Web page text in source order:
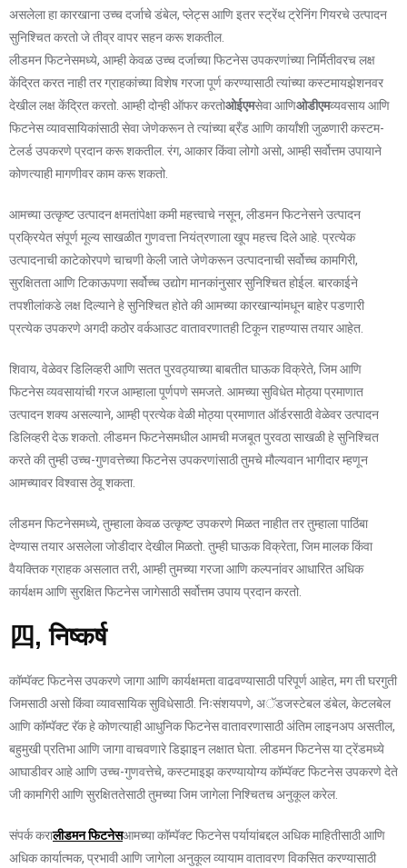
असलेला हा कारखाना उच्च दर्जाचे डंबेल, प्लेट्स आणि इतर स्ट्रेंथ ट्रेनिंग गियरचे उत्पादन
सुनिश्चित करतो जे तीव्र वापर सहन करू शकतील.
लीडमन फिटनेसमध्ये, आम्ही केवळ उच्च दर्जाच्या फिटनेस उपकरणांच्या निर्मितीवरच लक्ष
केंद्रित करत नाही तर ग्राहकांच्या विशेष गरजा पूर्ण करण्यासाठी त्यांच्या कस्टमायझेशनवर
देखील लक्ष केंद्रित करतो. आम्ही दोन्ही ऑफर करतोओईएमसेवा आणिओडीएमव्यवसाय आणि
फिटनेस व्यावसायिकांसाठी सेवा जेणेकरून ते त्यांच्या ब्रँड आणि कार्यांशी जुळणारी कस्टम-
टेलर्ड उपकरणे प्रदान करू शकतील. रंग, आकार किंवा लोगो असो, आम्ही सर्वोत्तम उपायाने
कोणत्याही मागणीवर काम करू शकतो.
आमच्या उत्कृष्ट उत्पादन क्षमतांपेक्षा कमी महत्त्वाचे नसून, लीडमन फिटनेसने उत्पादन
प्रक्रियेत संपूर्ण मूल्य साखळीत गुणवत्ता नियंत्रणाला खूप महत्त्व दिले आहे. प्रत्येक
उत्पादनाची काटेकोरपणे चाचणी केली जाते जेणेकरून उत्पादनाची सर्वोच्च कामगिरी,
सुरक्षितता आणि टिकाऊपणा सर्वोच्च उद्योग मानकांनुसार सुनिश्चित होईल. बारकाईने
तपशीलांकडे लक्ष दिल्याने हे सुनिश्चित होते की आमच्या कारखान्यांमधून बाहेर पडणारी
प्रत्येक उपकरणे अगदी कठोर वर्कआउट वातावरणातही टिकून राहण्यास तयार आहेत.
शिवाय, वेळेवर डिलिव्हरी आणि सतत पुरवठ्याच्या बाबतीत घाऊक विक्रेते, जिम आणि
फिटनेस व्यवसायांची गरज आम्हाला पूर्णपणे समजते. आमच्या सुविधेत मोठ्या प्रमाणात
उत्पादन शक्य असल्याने, आम्ही प्रत्येक वेळी मोठ्या प्रमाणात ऑर्डरसाठी वेळेवर उत्पादन
डिलिव्हरी देऊ शकतो. लीडमन फिटनेसमधील आमची मजबूत पुरवठा साखळी हे सुनिश्चित
करते की तुम्ही उच्च-गुणवत्तेच्या फिटनेस उपकरणांसाठी तुमचे मौल्यवान भागीदार म्हणून
आमच्यावर विश्वास ठेवू शकता.
लीडमन फिटनेसमध्ये, तुम्हाला केवळ उत्कृष्ट उपकरणे मिळत नाहीत तर तुम्हाला पाठिंबा
देण्यास तयार असलेला जोडीदार देखील मिळतो. तुम्ही घाऊक विक्रेता, जिम मालक किंवा
वैयक्तिक ग्राहक असलात तरी, आम्ही तुमच्या गरजा आणि कल्पनांवर आधारित अधिक
कार्यक्षम आणि सुरक्षित फिटनेस जागेसाठी सर्वोत्तम उपाय प्रदान करतो.
四, निष्कर्ष
कॉम्पॅक्ट फिटनेस उपकरणे जागा आणि कार्यक्षमता वाढवण्यासाठी परिपूर्ण आहेत, मग ती घरगुती
जिमसाठी असो किंवा व्यावसायिक सुविधेसाठी. निःसंशयपणे, अॅडजस्टेबल डंबेल, केटलबेल
आणि कॉम्पॅक्ट रॅक हे कोणत्याही आधुनिक फिटनेस वातावरणासाठी अंतिम लाइनअप असतील,
बहुमुखी प्रतिभा आणि जागा वाचवणारे डिझाइन लक्षात घेता. लीडमन फिटनेस या ट्रेंडमध्ये
आघाडीवर आहे आणि उच्च-गुणवत्तेचे, कस्टमाइझ करण्यायोग्य कॉम्पॅक्ट फिटनेस उपकरणे देते
जी कामगिरी आणि सुरक्षिततेसाठी तुमच्या जिम जागेला निश्चितच अनुकूल करेल.
संपर्क करालीडमन फिटनेसआमच्या कॉम्पॅक्ट फिटनेस पर्यायांबद्दल अधिक माहितीसाठी आणि
अधिक कार्यात्मक, प्रभावी आणि जागेला अनुकूल व्यायाम वातावरण विकसित करण्यासाठी